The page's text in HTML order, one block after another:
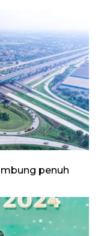
penuh